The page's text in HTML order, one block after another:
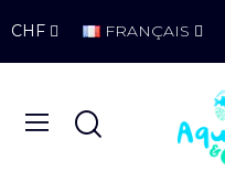
CHF FRANÇAIS